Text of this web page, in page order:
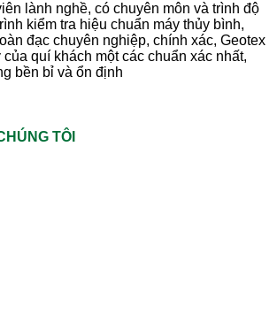
lành nghề, có chuyên môn và trình độ
kiểm tra hiệu chuẩn máy thủy bình,
đạc chuyên nghiệp, chính xác, Geotex
quí khách một các chuẩn xác nhất,
bền bỉ và ổn định
TÔI